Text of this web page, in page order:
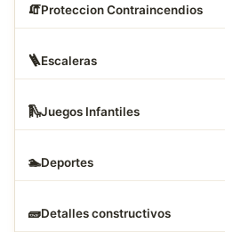
🧯Proteccion Contraincendios
🪜Escaleras
🛝Juegos Infantiles
🏊Deportes
🧱Detalles constructivos